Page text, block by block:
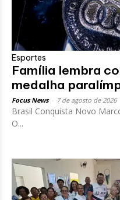
Esportes
Família lembra
medalha
Focus News 7 de agosto de 2026
Brasil Conquista Novo
O...